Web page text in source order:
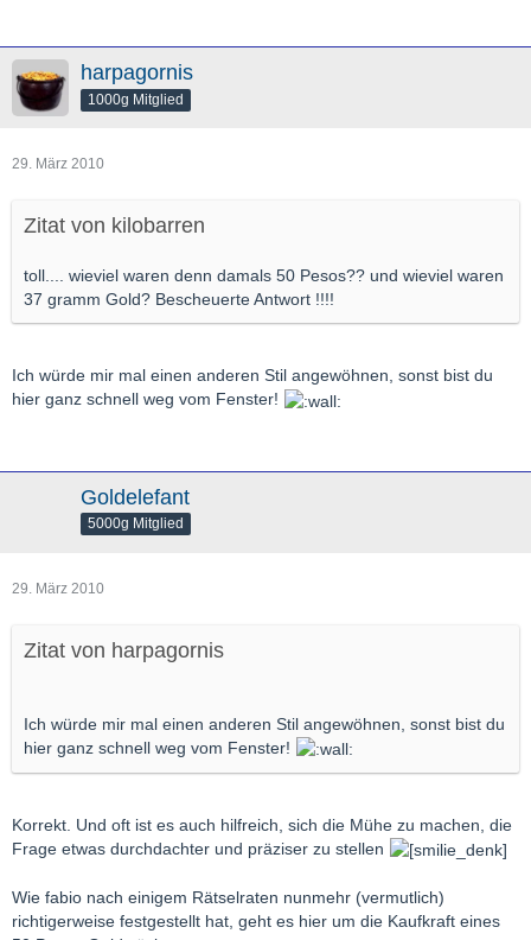
harpagornis
1000g Mitglied
29. März 2010
Zitat von kilobarren
toll.... wieviel waren denn damals 50 Pesos?? und wieviel waren
37 gramm Gold? Bescheuerte Antwort !!!!
Ich würde mir mal einen anderen Stil angewöhnen, sonst bist du
hier ganz schnell weg vom Fenster!
Goldelefant
5000g Mitglied
29. März 2010
Zitat von harpagornis
Ich würde mir mal einen anderen Stil angewöhnen, sonst bist du
hier ganz schnell weg vom Fenster!
Korrekt. Und oft ist es auch hilfreich, sich die Mühe zu machen, die
Frage etwas durchdachter und präziser zu stellen
Wie fabio nach einigem Rätselraten nunmehr (vermutlich)
richtigerweise festgestellt hat, geht es hier um die Kaufkraft eines